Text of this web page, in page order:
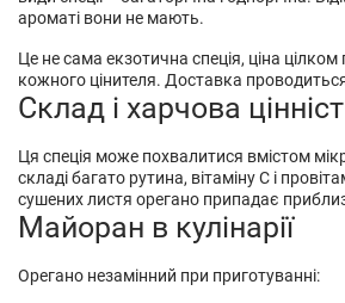
ароматі вони не мають.
Це не сама екзотична спеція, ціна
кожного цінителя. Доставка
Склад і харчова
Ця спеція може похвалитися вмістом
складі багато рутина, вітаміну С і
сушених листя орегано припадає
Майоран в кулінарії
Орегано незамінний при приготуванні: